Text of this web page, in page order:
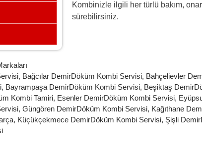
Kombinizle ilgili her türlü bakım,
sürebilirsiniz.
, Bağcılar DemirDöküm Kombi Servisi, Bahçelievler
, Bayrampaşa DemirDöküm Kombi Servisi, Beşiktaş
Kombi Tamiri, Esenler DemirDöküm Kombi Servisi,
, Güngören DemirDöküm Kombi Servisi, Kağıthane
, Küçükçekmece DemirDöküm Kombi Servisi, Şişli